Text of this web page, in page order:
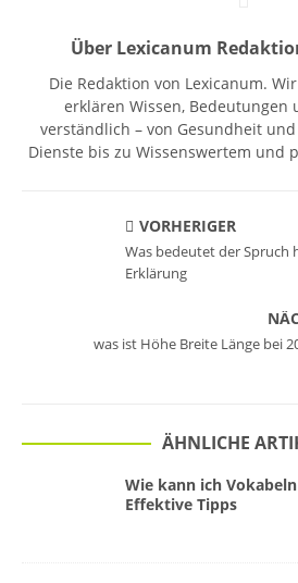
Über Lexicanum
Die Redaktion von Lexicanum.
erklären Wissen, Bedeutungen
verständlich – von Gesundheit
Dienste bis zu Wissenswertem und
VORHERIGER
Was bedeutet der Spruch
Erklärung
was ist Höhe Breite Länge bei
ÄHNLICHE
Wie kann ich
Effektive Tipps